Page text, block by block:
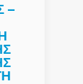
–